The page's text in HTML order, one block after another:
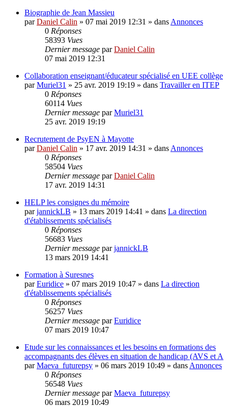
Biographie de Jean Massieu
parDaniel Calin » 07 mai 2019 12:31 » dans Annonces
0 Réponses
58393 Vues
Dernier message parDaniel Calin
07 mai 2019 12:31
Collaboration enseignant/éducateur spécialisé en UEE collège
parMuriel31 » 25 avr. 2019 19:19 » dans Travailler en ITEP
0 Réponses
60114 Vues
Dernier message parMuriel31
25 avr. 2019 19:19
Recrutement de PsyEN à Mayotte
parDaniel Calin » 17 avr. 2019 14:31 » dans Annonces
0 Réponses
58504 Vues
Dernier message parDaniel Calin
17 avr. 2019 14:31
HELP les consignes du mémoire
parjannickLB » 13 mars 2019 14:41 » dans La direction
d'établissements spécialisés
0 Réponses
56683 Vues
Dernier message parjannickLB
13 mars 2019 14:41
Formation à Suresnes
parEuridice » 07 mars 2019 10:47 » dans La direction
d'établissements spécialisés
0 Réponses
56257 Vues
Dernier message parEuridice
07 mars 2019 10:47
Etude sur les connaissances et les besoins en formations des
accompagnants des élèves en situation de handicap (AVS et A
parMaeva_futurepsy » 06 mars 2019 10:49 » dans Annonces
0 Réponses
56548 Vues
Dernier message parMaeva_futurepsy
06 mars 2019 10:49